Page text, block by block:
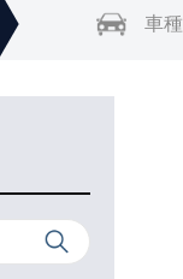
車種